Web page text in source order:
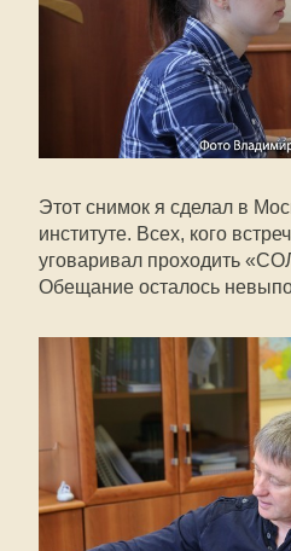
Этот снимок я сделал в
институте. Всех, кого
уговаривал проходить
Обещание осталось